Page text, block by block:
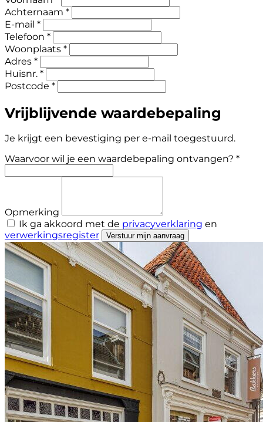
Achternaam *
E-mail *
Telefoon *
Woonplaats *
Adres *
Huisnr. *
Postcode *
Vrijblijvende waardebepaling
Je krijgt een bevestiging per e-mail toegestuurd.
Waarvoor wil je een waardebepaling ontvangen? *
Opmerking
Ik ga akkoord met de privacyverklaring en
verwerkingsregister
Verstuur mijn aanvraag